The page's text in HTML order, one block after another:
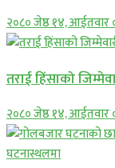
२०८० जेष्ठ १४, आईतवार
तराई हिंसाको
२०८० जेष्ठ १४, आईतवार